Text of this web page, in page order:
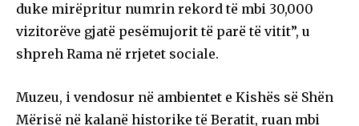
duke mirëpritur numrin rekord të mbi 30,000
vizitorëve gjatë pesëmujorit të parë të vitit”, u
shpreh Rama në rrjetet sociale.
Muzeu, i vendosur në ambientet e Kishës së Shën
Mërisë në kalanë historike të Beratit, ruan mbi